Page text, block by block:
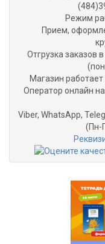
Режим
Прием,
Отгрузка заказов
Магазин
Оператор онлайн
Viber, WhatsApp,
(Пн-